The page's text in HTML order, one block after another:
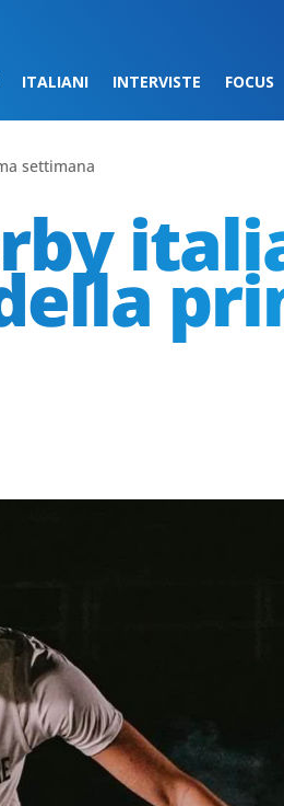
ITALIANI INTERVISTE FOCUS
settimana